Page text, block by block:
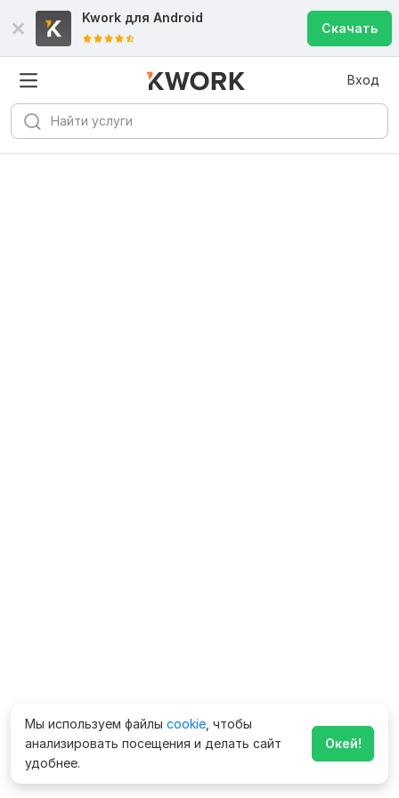
Kwork для Android
Скачать
Вход
Мы используем файлы cookie , чтобы
анализировать посещения и делать сайт
удобнее.
Окей!